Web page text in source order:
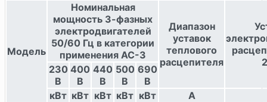
Модель
Номинальная
мощность 3-фазных
электродвигателей
50/60 Гц в категории
применения AC-3
Диапазон
уставок
теплового
расцепителя
230
В
400
В
440
В
500
В
690
В
кВт кВт кВт кВт кВт
A